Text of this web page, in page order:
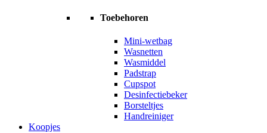
Toebehoren
Mini-wetbag
Wasnetten
Wasmiddel
Padstrap
Cupspot
Desinfectiebeker
Borsteltjes
Handreiniger
Koopjes